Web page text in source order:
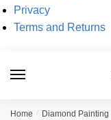
Privacy
Terms and Returns
Home / Diamond Painting